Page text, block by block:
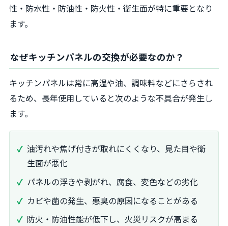
性・防水性・防油性・防火性・衛生面が特に重要となり
ます。
なぜキッチンパネルの交換が必要なのか？
キッチンパネルは常に高温や油、調味料などにさらされ
るため、長年使用していると次のような不具合が発生し
ます。
油汚れや焦げ付きが取れにくくなり、見た目や衛
生面が悪化
パネルの浮きや剥がれ、腐食、変色などの劣化
カビや菌の発生、悪臭の原因になることがある
防火・防油性能が低下し、火災リスクが高まる